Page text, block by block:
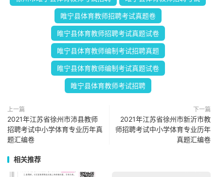
睢宁县体育教师招聘考试真题卷
睢宁县体育教师招聘考试真题试卷
睢宁县体育教师编制考试招聘真题
睢宁县体育教师编制考试真题试卷
睢宁县体育教师考试招聘
上一篇
2021年江苏省徐州市沛县教师
招聘考试中小学体育专业历年真
题汇编卷
下一篇
2021年江苏省徐州市新沂市教
师招聘考试中小学体育专业历年
真题汇编卷
相关推荐